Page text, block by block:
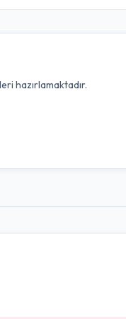
hazırlamaktadır.